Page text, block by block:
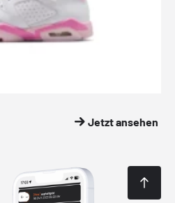
Jetzt ansehen